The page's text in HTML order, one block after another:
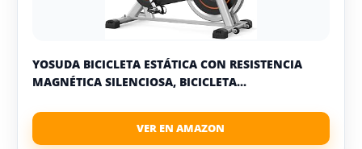
YOSUDA BICICLETA ESTÁTICA CON RESISTENCIA
MAGNÉTICA SILENCIOSA, BICICLETA...